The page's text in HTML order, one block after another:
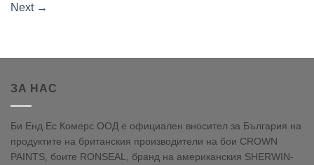
Next →
ЗА НАС
Би Енд Ес Комерс ООД е официален вносител за България на
продуктите на британския производители на бои CROWN
PAINTS, боите RONSEAL, бранд на американския SHERWIN-